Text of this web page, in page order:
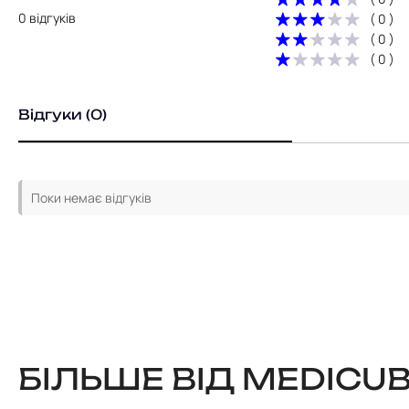
0 відгуків
( 0 )
( 0 )
( 0 )
Відгуки (0)
Поки немає відгуків
БІЛЬШЕ ВІД